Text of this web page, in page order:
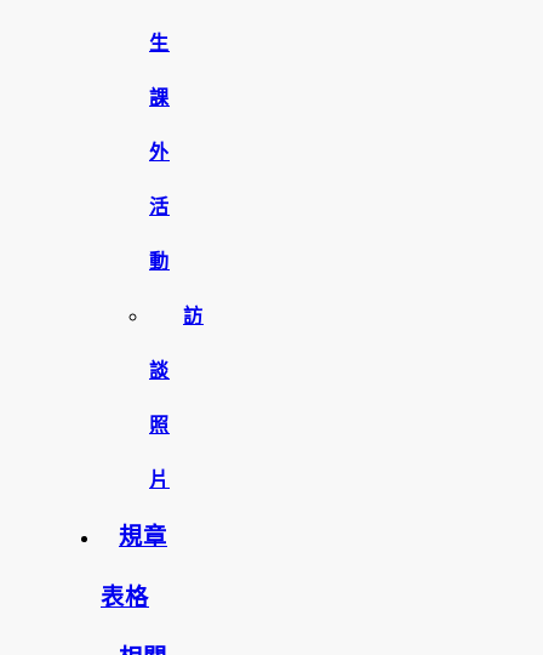
生
課
外
活
動
訪
談
照
片
規章
表格